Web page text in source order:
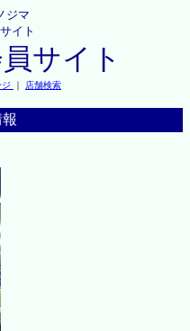
ジマ
イト
サイト
｜ 店舗検索